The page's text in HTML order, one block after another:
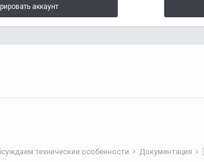
аккаунт
технические особенности Документация